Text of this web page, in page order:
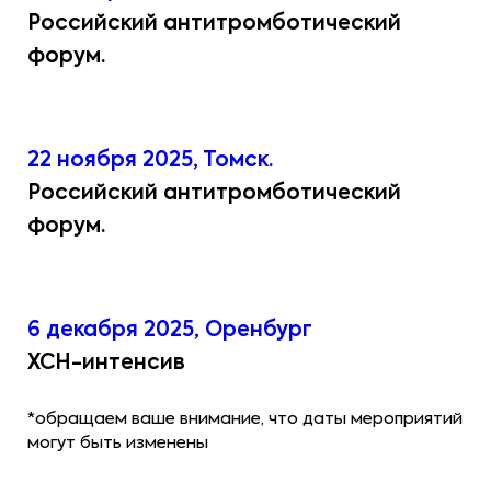
Российский антитромботический
форум.
22 ноября 2025, Томск.
Российский антитромботический
форум.
6 декабря 2025, Оренбург
ХСН-интенсив
*обращаем ваше внимание, что даты мероприятий
могут быть изменены